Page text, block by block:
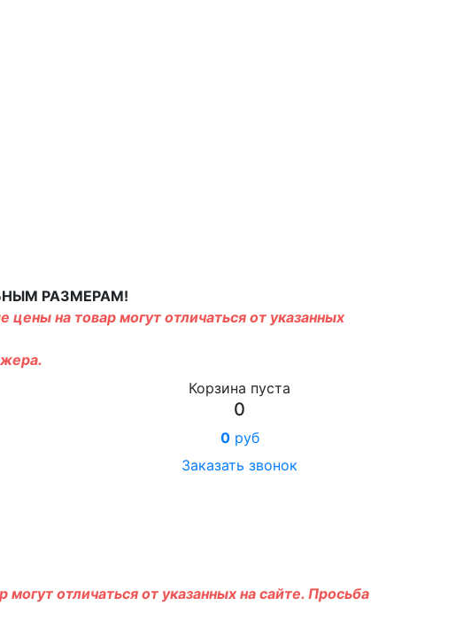
РАЗМЕРАМ!
на товар могут отличаться от указанных
Корзина пуста
0
0руб
Заказать звонок
отличаться от указанных на сайте. Просьба